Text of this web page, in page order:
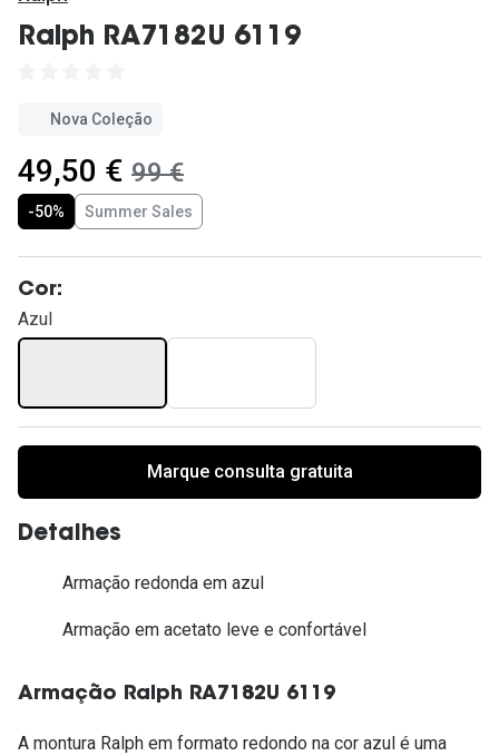
Ralph RA7182U 6119
Nova Coleção
agora:
49,50 € era:
99 €
-50% Summer Sales
Cor:
Azul
Marque consulta gratuita
Detalhes
Armação redonda em azul
Armação em acetato leve e confortável
Armação Ralph RA7182U 6119
A montura Ralph em formato redondo na cor azul é uma